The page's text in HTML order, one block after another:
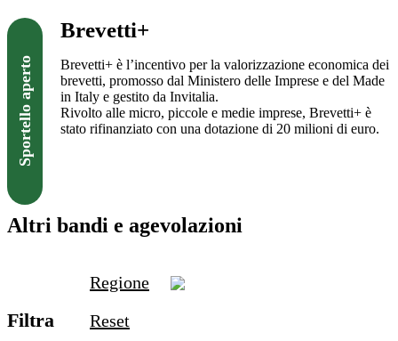
Sportello aperto
Brevetti+
Brevetti+ è l’incentivo per la valorizzazione economica dei
brevetti, promosso dal Ministero delle Imprese e del Made
in Italy e gestito da Invitalia.
Rivolto alle micro, piccole e medie imprese, Brevetti+ è
stato rifinanziato con una dotazione di 20 milioni di euro.
Altri bandi e agevolazioni
Filtra
Regione
Reset